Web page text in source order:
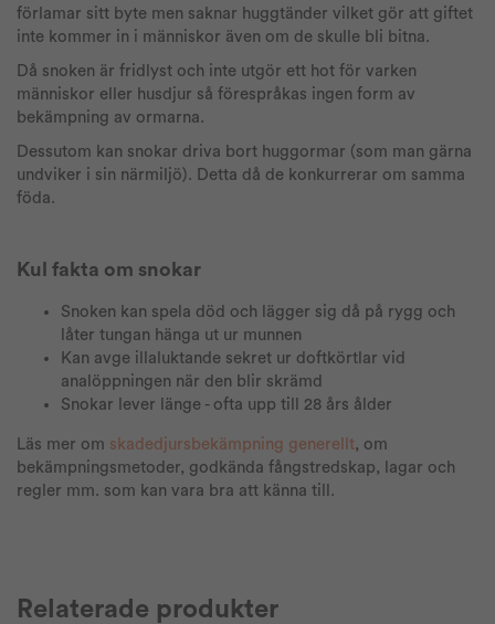
förlamar sitt byte men saknar huggtänder vilket gör att giftet
inte kommer in i människor även om de skulle bli bitna.
Då snoken är fridlyst och inte utgör ett hot för varken
människor eller husdjur så förespråkas ingen form av
bekämpning av ormarna.
Dessutom kan snokar driva bort huggormar (som man gärna
undviker i sin närmiljö). Detta då de konkurrerar om samma
föda.
Kul fakta om snokar
Snoken kan spela död och lägger sig då på rygg och
låter tungan hänga ut ur munnen
Kan avge illaluktande sekret ur doftkörtlar vid
analöppningen när den blir skrämd
Snokar lever länge - ofta upp till 28 års ålder
Läs mer om skadedjursbekämpning generellt, om
bekämpningsmetoder, godkända fångstredskap, lagar och
regler mm. som kan vara bra att känna till.
Relaterade produkter